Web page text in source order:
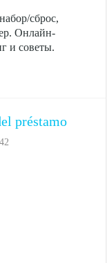
сброс,
Онлайн-
и советы.
préstamo